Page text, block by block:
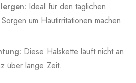
Ideal für den täglichen
um Hautirritationen machen
Diese Halskette läuft nicht an
über lange Zeit.